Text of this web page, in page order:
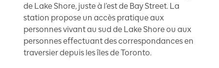
de Lake Shore, juste à l’est de Bay Street. La
station propose un accès pratique aux
personnes vivant au sud de Lake Shore ou aux
personnes effectuant des correspondances en
traversier depuis les îles de Toronto.